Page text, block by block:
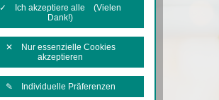
✓ Ich akzeptiere alle (Vielen
Dank!)
✕ Nur essenzielle Cookies
akzeptieren
✎ Individuelle Präferenzen